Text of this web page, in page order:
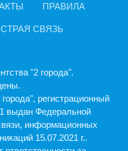
ПРАВИЛА
СВЯЗЬ
"2 города".
регистрационный
Федеральной
информационных
15.07.2021 г..